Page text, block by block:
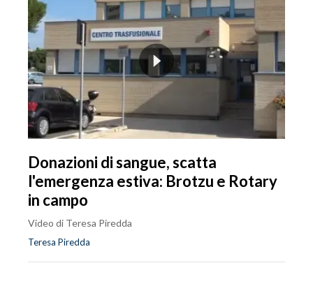
Donazioni di sangue, scatta
l'emergenza estiva: Brotzu e Rotary
in campo
Video di Teresa Piredda
Teresa Piredda